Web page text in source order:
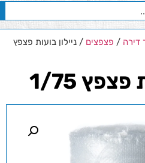
דירה / פצפצים / ניילון בועות פצפץ
1/75